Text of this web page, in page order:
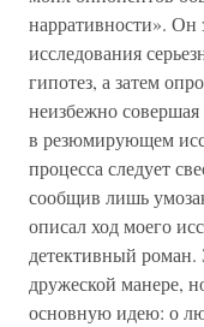
нарративности». Он
исследования
гипотез, а затем
неизбежно
в резюмирующем
процесса следует
сообщив лишь
описал ход моего
детективный роман.
дружеской манере,
основную идею: о